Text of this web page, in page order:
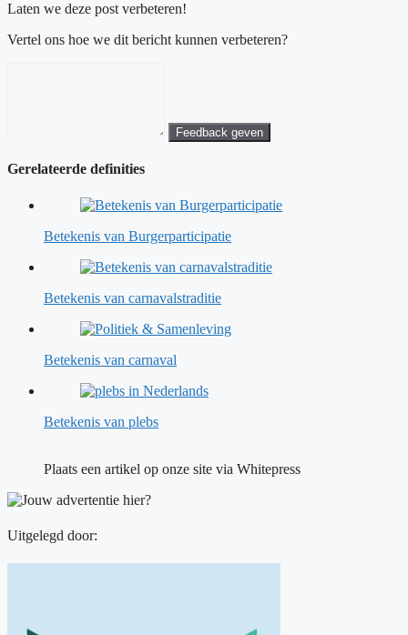
Laten we deze post verbeteren!
Vertel ons hoe we dit bericht kunnen verbeteren?
Feedback geven
Gerelateerde definities
Betekenis van Burgerparticipatie
Betekenis van carnavalstraditie
Betekenis van carnaval
Betekenis van plebs
Plaats een artikel op onze site via Whitepress
Uitgelegd door: